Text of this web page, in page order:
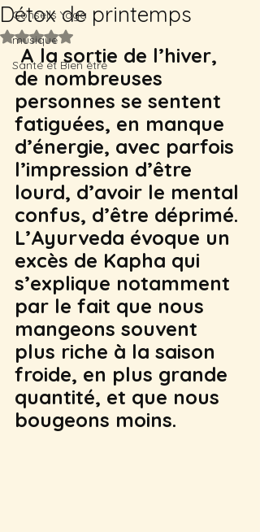
Conseils Yoga
musique
Santé et Bien être
Détox de printemps
Noté NaN étoiles sur 5.
A la sortie de l’hiver,
de nombreuses
personnes se sentent
fatiguées, en manque
d’énergie, avec parfois
l’impression d’être
lourd, d’avoir le mental
confus, d’être déprimé.
L’Ayurveda évoque un
excès de Kapha qui
s’explique notamment
par le fait que nous
mangeons souvent
plus riche à la saison
froide, en plus grande
quantité, et que nous
bougeons moins.